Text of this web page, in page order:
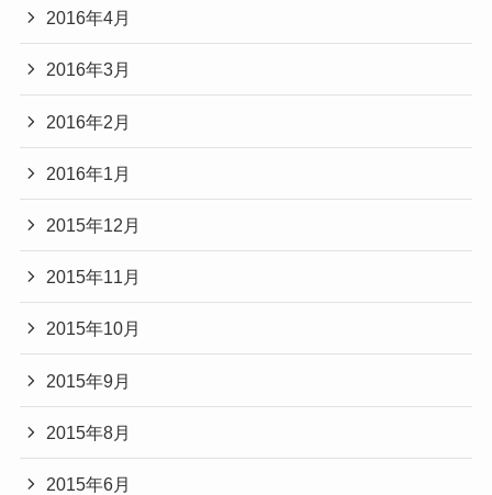
2016年4月
2016年3月
2016年2月
2016年1月
2015年12月
2015年11月
2015年10月
2015年9月
2015年8月
2015年6月